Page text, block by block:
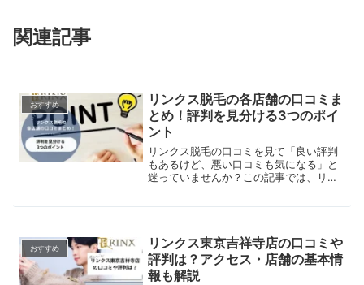
関連記事
おすすめ
リンクス脱毛の各店舗の口コミま
とめ！評判を見分ける3つのポイ
ント
リンクス脱毛の口コミを見て「良い評判
もあるけど、悪い口コミも気になる」と
迷っていませんか？この記事では、リン
を見分ける3つのポイントを解説。各店
す。
おすすめ
リンクス東京吉祥寺店の口コミや
評判は？アクセス・店舗の基本情
報も解説